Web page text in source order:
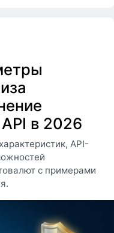
в 2026
API-
с примерами